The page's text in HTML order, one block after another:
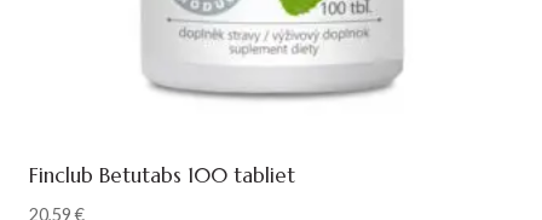
Finclub Betutabs 100 tabliet
20,59€